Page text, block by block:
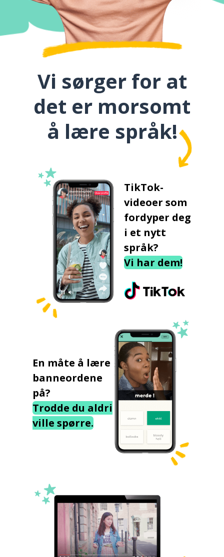
Vi sørger for at
det er morsomt
å lære språk!
TikTok-
videoer som
fordyper deg
i et nytt
språk?
Vi har dem!
En måte å lære
banneordene
på?
Trodde du aldri
ville spørre.